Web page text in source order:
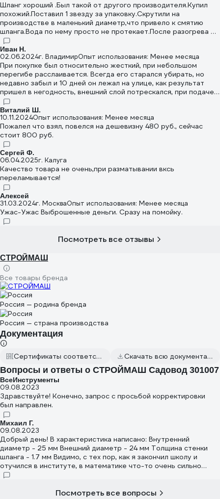
Шланг хороший .Был такой от другого производителя.Купил
похожий.Поставил 1 звезду за упаковку.Скрутили на
производстве в маленький диаметр,что привело к смятию
шланга.Вода по нему просто не протекает.После разогрева до
60 и создания давления в шланге замятости расправились.
после остывания появилась возможность к его
использованию!
Иван Н.
02.06.2024г. ВладимирОпыт использования: Менее месяца
При покупке был относительно жесткий, при небольшом
перегибе расслаивается. Всегда его старался убирать, но
недавно забыл и 10 дней он лежал на улице, как результат
пришел в негодность, внешний слой потрескался, при подаче
давления он моментально прохудился, армированный слой не
работает, так как не является частью монолитной трубы, а
вложен между слоями.
Виталий Ш.
10.11.2024Опыт использования: Менее месяца
Пожалел что взял, повелся на дешевизну 480 руб., сейчас
стоит 800 руб.
Сергей Ф.
06.04.2025г. Калуга
Качество товара не очень,при разматывании вксь
переламывается!
Алексей
31.03.2024г. МоскваОпыт использования: Менее месяца
Ужас-Ужас Выброшенные деньги. Сразу на помойку.
Посмотреть все отзывы
СТРОЙМАШ
Все товары бренда
Россия — родина бренда
Россия — страна производства
Документация
Сертификаты соответствия Скачать всю документацию
Вопросы и ответы о СТРОЙМАШ Садовод 301007
ВсеИнструменты
09.08.2023
Здравствуйте! Конечно, запрос с просьбой корректировки
был направлен.
Михаил Г.
09.08.2023
Добрый день! В характеристика написано: Внутренний
диаметр - 25 мм Внешний диаметр - 24 мм Толщина стенки
шланга - 1.7 мм Видимо, с тех пор, как я закончил школу и
отучился в институте, в математике что-то очень сильно
изменилось... 25+2х1.7=24 !!!
Посмотреть все вопросы